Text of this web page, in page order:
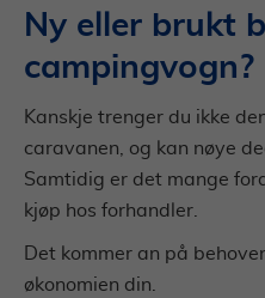
Ny eller brukt
campingvogn?
Kanskje trenger du ikke
caravanen, og kan nøye
Samtidig er det mange
kjøp hos forhandler.
Det kommer an på
økonomien din.